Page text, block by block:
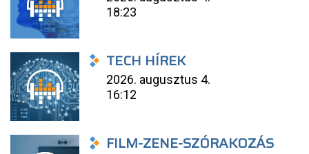
18:23
TECH HÍREK
2026. augusztus 4.
16:12
FILM-ZENE-SZÓRAKOZÁS